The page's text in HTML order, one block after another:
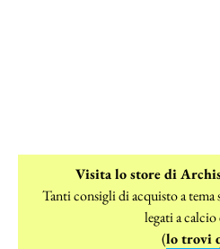
Visita lo store di
Tanti consigli di acquisto a
legati a calcio
(lo trovi